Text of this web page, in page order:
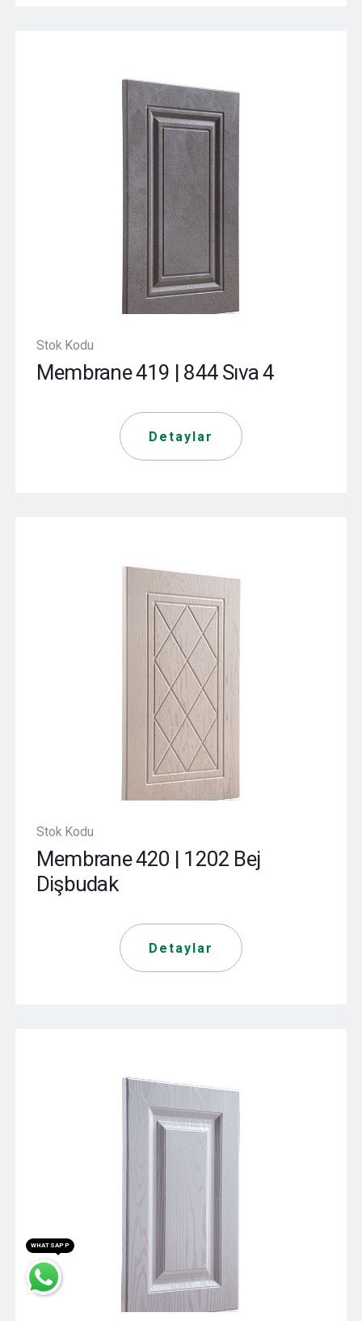
Stok Kodu
Membrane 419 | 844 Sıva 4
Detaylar
Stok Kodu
Membrane 420 | 1202 Bej
Dişbudak
Detaylar
WHATSAPP